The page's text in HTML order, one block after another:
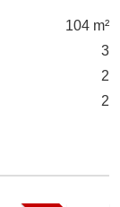
104 m²
3
2
2